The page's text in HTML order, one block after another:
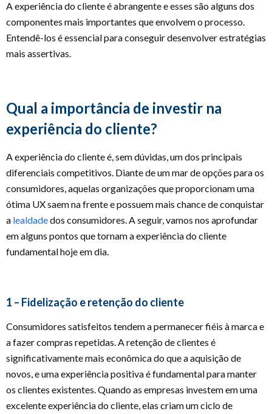
A experiência do cliente é abrangente e esses são alguns dos
componentes mais importantes que envolvem o processo.
Entendê-los é essencial para conseguir desenvolver estratégias
mais assertivas.
Qual a importância de investir na
experiência do cliente?
A experiência do cliente é, sem dúvidas, um dos principais
diferenciais competitivos. Diante de um mar de opções para os
consumidores, aquelas organizações que proporcionam uma
ótima UX saem na frente e possuem mais chance de conquistar
a lealdadedos consumidores. A seguir, vamos nos aprofundar
em alguns pontos que tornam a experiência do cliente
fundamental hoje em dia.
1 – Fidelização e retenção do cliente
Consumidores satisfeitos tendem a permanecer fiéis à marca e
a fazer compras repetidas. A retenção de clientes é
significativamente mais econômica do que a aquisição de
novos, e uma experiência positiva é fundamental para manter
os clientes existentes. Quando as empresas investem em uma
excelente experiência do cliente, elas criam um ciclo de